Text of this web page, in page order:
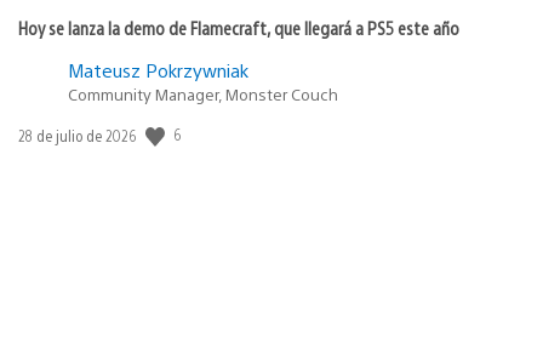
Hoy se lanza la demo de Flamecraft, que llegará a PS5 este año
Mateusz Pokrzywniak
Community Manager, Monster Couch
Fecha
28 de julio de 2026 6